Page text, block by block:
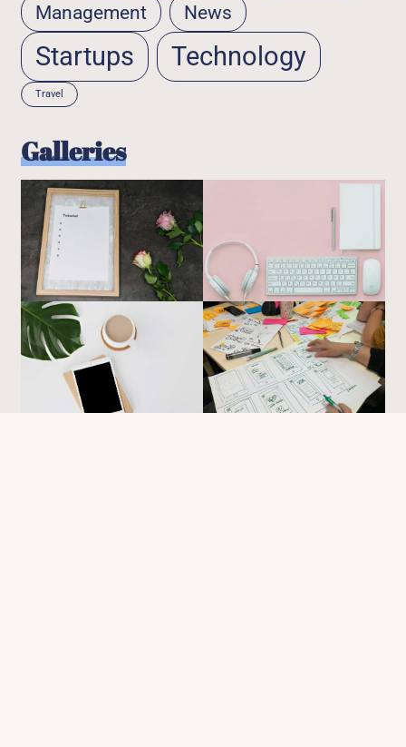
Management News
Startups Technology
Travel
Galleries